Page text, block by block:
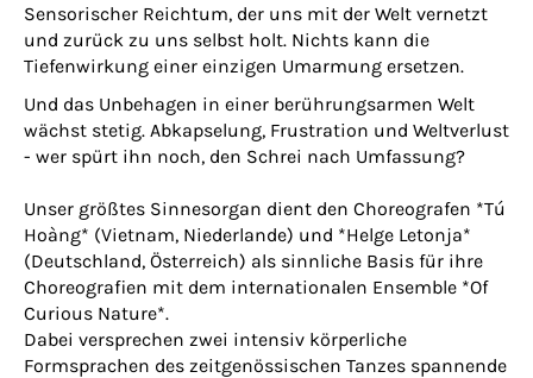
Sensorischer Reichtum, der uns mit der Welt vernetzt
und zurück zu uns selbst holt. Nichts kann die
Tiefenwirkung einer einzigen Umarmung ersetzen.
Und das Unbehagen in einer berührungsarmen Welt
wächst stetig. Abkapselung, Frustration und Weltverlust
- wer spürt ihn noch, den Schrei nach Umfassung?
Unser größtes Sinnesorgan dient den Choreografen *Tú
Hoàng* (Vietnam, Niederlande) und *Helge Letonja*
(Deutschland, Österreich) als sinnliche Basis für ihre
Choreografien mit dem internationalen Ensemble *Of
Curious Nature*.
Dabei versprechen zwei intensiv körperliche
Formsprachen des zeitgenössischen Tanzes spannende